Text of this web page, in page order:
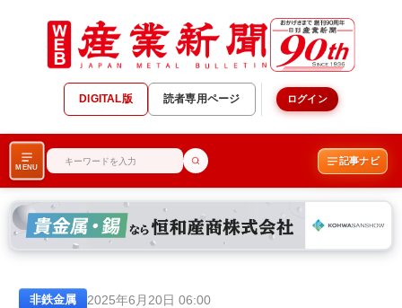
DIGITAL版 読者専用ページ ログイン
MENU
記事ナビ
非鉄金属 2025年6月20日 06:00